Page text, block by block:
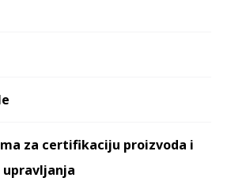
za certifikaciju proizvoda i
upravljanja